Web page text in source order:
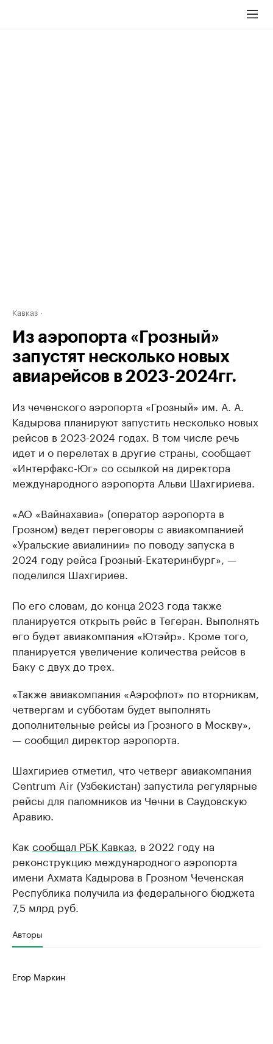
Кавказ
Из аэропорта «Грозный»
запустят несколько новых
авиарейсов в 2023-2024гг.
Из чеченского аэропорта «Грозный» им. А. А.
Кадырова планируют запустить несколько новых
рейсов в 2023-2024 годах. В том числе речь
идет и о перелетах в другие страны, сообщает
«Интерфакс-Юг» со ссылкой на директора
международного аэропорта Альви Шахгириева.
«АО «Вайнахавиа» (оператор аэропорта в
Грозном) ведет переговоры с авиакомпанией
«Уральские авиалинии» по поводу запуска в
2024 году рейса Грозный-Екатеринбург», —
поделился Шахгириев.
По его словам, до конца 2023 года также
планируется открыть рейс в Тегеран. Выполнять
его будет авиакомпания «Ютэйр». Кроме того,
планируется увеличение количества рейсов в
Баку с двух до трех.
«Также авиакомпания «Аэрофлот» по вторникам,
четвергам и субботам будет выполнять
дополнительные рейсы из Грозного в Москву»,
— сообщил директор аэропорта.
Шахгириев отметил, что четверг авиакомпания
Centrum Air (Узбекистан) запустила регулярные
рейсы для паломников из Чечни в Саудовскую
Аравию.
Как сообщал РБК Кавказ , в 2022 году на
реконструкцию международного аэропорта
имени Ахмата Кадырова в Грозном Чеченская
Республика получила из федерального бюджета
7,5 млрд руб.
Авторы
Егор Маркин